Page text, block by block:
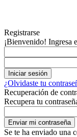
Registrarse
¡Bienvenido! Ingresa
¿Olvidaste tu
Recuperación de
Recupera tu
Se te ha enviado una